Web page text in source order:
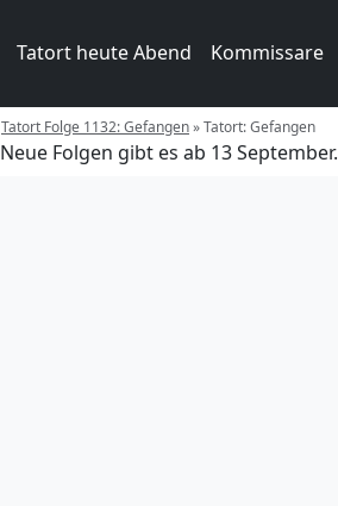
Tatort heute Abend Kommissare
Tatort Folge 1132: Gefangen»Tatort: Gefangen
Neue Folgen gibt es ab 13 September.